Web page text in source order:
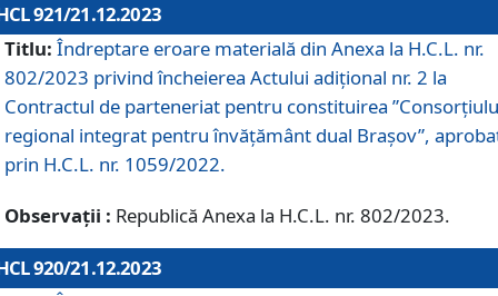
921/21.12.2023
Titlu: Îndreptare eroare materială din Anexa la H.C.L. nr.
802/2023 privind încheierea Actului adițional nr. 2 la
Contractul de parteneriat pentru constituirea
regional integrat pentru învățământ dual Brașov”,
prin H.C.L. nr. 1059/2022.
Observații : Republică Anexa la H.C.L. nr. 802/2023.
920/21.12.2023